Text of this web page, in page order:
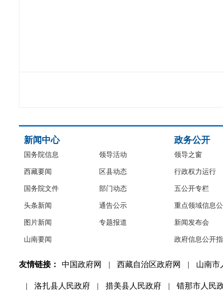
新闻中心
国务院信息
西藏要闻
国务院文件
头条新闻
图片新闻
山南要闻
领导活动
区县动态
部门动态
通告公示
专题报道
政务公开
领导之窗
行政权力运行
五公开专栏
重点领域信息
新闻发布会
政府信息公开
友情链接： 中国政府网 | 西藏自治区政府网 | 山南市
| 洛扎县人民政府 | 措美县人民政府 | 错那市人民